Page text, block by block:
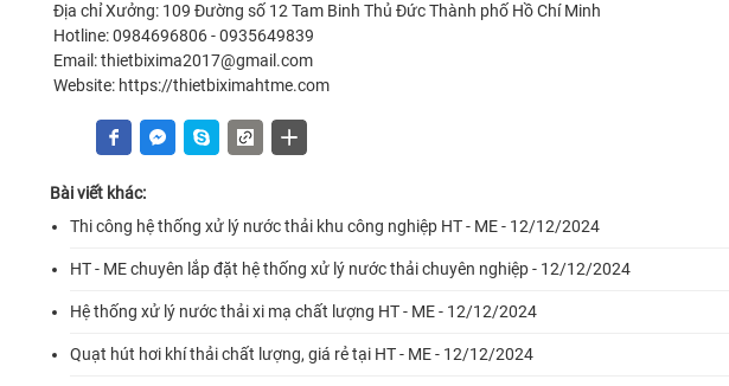
Địa chỉ Xưởng: 109 Đường số 12 Tam Binh Thủ Đức Thành phố Hồ Chí Minh
Hotline: 0984696806 - 0935649839
Email: thietbixima2017@gmail.com
Website: https://thietbiximahtme.com
Bài viết khác:
Thi công hệ thống xử lý nước thải khu công nghiệp HT - ME - 12/12/2024
HT - ME chuyên lắp đặt hệ thống xử lý nước thải chuyên nghiệp - 12/12/2024
Hệ thống xử lý nước thải xi mạ chất lượng HT - ME - 12/12/2024
Quạt hút hơi khí thải chất lượng, giá rẻ tại HT - ME - 12/12/2024